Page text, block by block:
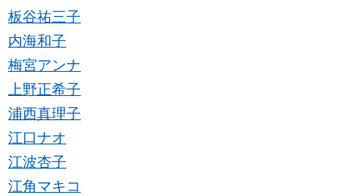
板谷祐三子
内海和子
梅宮アンナ
上野正希子
浦西真理子
江口ナオ
江波杏子
江角マキコ